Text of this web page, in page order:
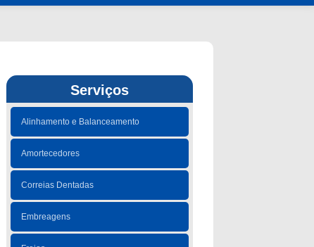
Serviços
Alinhamento e Balanceamento
Amortecedores
Correias Dentadas
Embreagens